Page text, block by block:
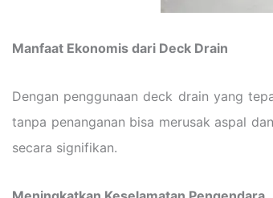
Manfaat Ekonomis dari Deck Drain
Dengan penggunaan deck drain yang
tanpa penanganan bisa merusak aspal
secara signifikan.